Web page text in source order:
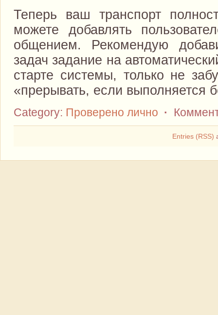
Теперь ваш транспорт
можете добавлять
общением. Рекомендую
задач задание на
старте системы, только не
«прерывать, если выполняется
Category: Проверено лично ·
Entries (RSS)